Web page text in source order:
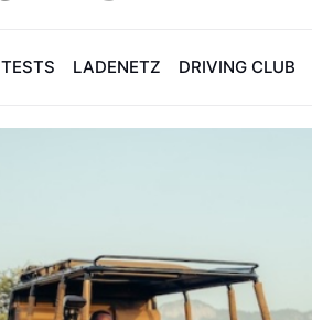
TESTS LADENETZ DRIVING CLUB